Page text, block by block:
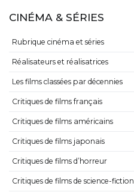
CINÉMA & SÉRIES
Rubrique cinéma et séries
Réalisateurs et réalisatrices
Les films classées par décennies
Critiques de films français
Critiques de films américains
Critiques de films japonais
Critiques de films d’horreur
Critiques de films de science-fiction